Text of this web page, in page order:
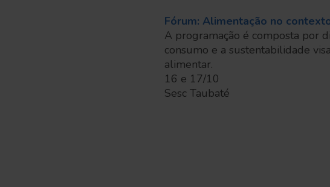
Fórum: Alimentação no
A programação é composta por
consumo e a sustentabilidade
alimentar.
16 e 17/10
Sesc Taubaté